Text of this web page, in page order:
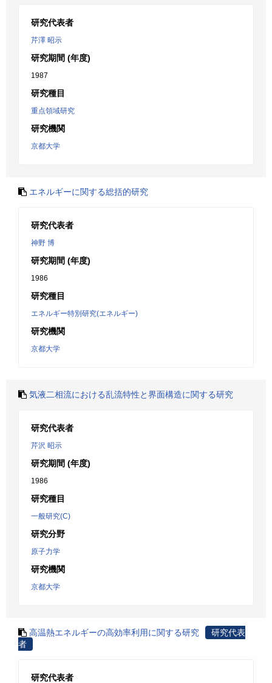
研究代表者
芹澤 昭示
研究期間 (年度)
1987
研究種目
重点領域研究
研究機関
京都大学
エネルギーに関する総括的研究
研究代表者
神野 博
研究期間 (年度)
1986
研究種目
エネルギー特別研究(エネルギー)
研究機関
京都大学
気液二相流における乱流特性と界面構造に関する研究
研究代表者
芹沢 昭示
研究期間 (年度)
1986
研究種目
一般研究(C)
研究分野
原子力学
研究機関
京都大学
高温熱エネルギーの高効率利用に関する研究
研究代表
者
研究代表者